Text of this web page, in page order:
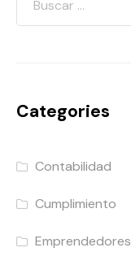
Categories
Contabilidad
Cumplimiento
Emprendedores